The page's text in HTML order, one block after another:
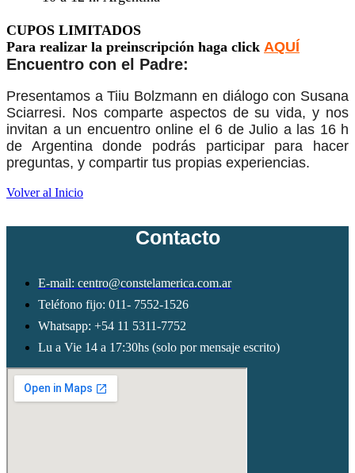
CUPOS LIMITADOS
Para realizar la preinscripción haga click AQUÍ
Encuentro con el Padre:
Presentamos a Tiiu Bolzmann en diálogo con Susana
Sciarresi. Nos comparte aspectos de su vida, y nos
invitan a un encuentro online el 6 de Julio a las 16 h
de Argentina donde podrás participar para hacer
preguntas, y compartir tus propias experiencias.
Volver al Inicio
Contacto
E-mail: centro@constelamerica.com.ar
Teléfono fijo: 011- 7552-1526
Whatsapp: +54 11 5311-7752
Lu a Vie 14 a 17:30hs (solo por mensaje escrito)